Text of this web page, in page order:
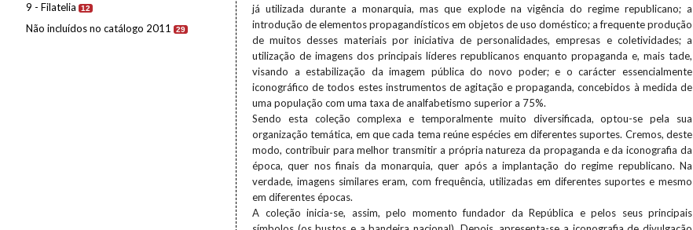
9 - Filatelia 12
Não incluídos no catálogo 2011 29
já utilizada durante a monarquia, mas que explode na vigência do regime republicano; a
introdução de elementos propagandísticos em objetos de uso doméstico; a frequente produção
de muitos desses materiais por iniciativa de personalidades, empresas e coletividades; a
utilização de imagens dos principais líderes republicanos enquanto propaganda e, mais tade,
visando a estabilização da imagem pública do novo poder; e o carácter essencialmente
iconográfico de todos estes instrumentos de agitação e propaganda, concebidos à medida de
uma população com uma taxa de analfabetismo superior a 75%.
Sendo esta coleção complexa e temporalmente muito diversificada, optou-se pela sua
organização temática, em que cada tema reúne espécies em diferentes suportes. Cremos, deste
modo, contribuir para melhor transmitir a própria natureza da propaganda e da iconografia da
época, quer nos finais da monarquia, quer após a implantação do regime republicano. Na
verdade, imagens similares eram, com frequência, utilizadas em diferentes suportes e mesmo
em diferentes épocas.
A coleção inicia-se, assim, pelo momento fundador da República e pelos seus principais